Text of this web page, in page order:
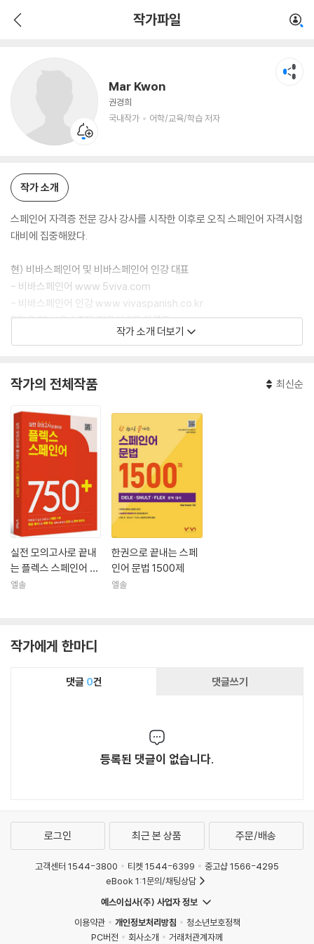
작가파일
Mar Kwon
권경희
국내작가
어학/교육/학습 저자
어학/교육/학습 저자
작가 소개
스페인어 자격증 전문 강사 강사를 시작한 이후로 오직 스페인어 자격시험
대비에 집중해왔다.
현) 비바스페인어 및 비바스페인어 인강 대표
- 비바스페인어 www.5viva.com
- 비바스페인어 인강 www.vivaspanish.co.kr
DELE C1 보유 / 중등 정교사 2급 자격증
Instituto Cervantes 면접관 코스 수료
- 저서 및 교재
《비바 델레 B1 기출 단어》(2020)
《시험대비 스페인어 문법 1000제》(2022)
전) 레알 스페인어 학원 강사
전) 종로 테스트 와이즈 스페인어 강사
전) 당근영어 스페인어 전담 강사
기업체 출강(삼성 엔지니어링, 하이트 진로 등)
작가 소개 더보기
작가의 전체작품 최신순
실전 모의고사로 끝내
는 플렉스 스페인어 7
50+
엘솔
한권으로 끝내는 스페
인어 문법 1500제
엘솔
작가에게 한마디
댓글 0건 댓글쓰기
등록된 댓글이 없습니다.
로그인 최근 본 상품 주문/배송
고객센터 1544-3800 티켓 1544-6399
중고샵 1566-4295
eBook 1:1문의/채팅상담
예스이십사(주) 사업자 정보
이용약관
개인정보처리방침
청소년보호정책
PC버전
회사소개 거래처관계자께